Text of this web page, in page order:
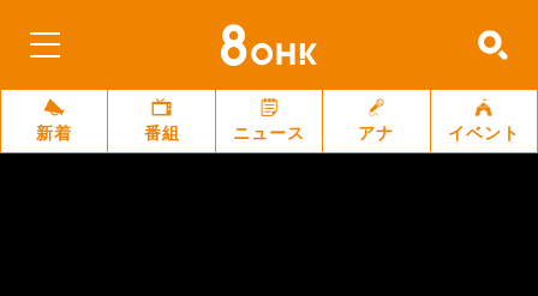
新着 番組 ニュース アナ イベント